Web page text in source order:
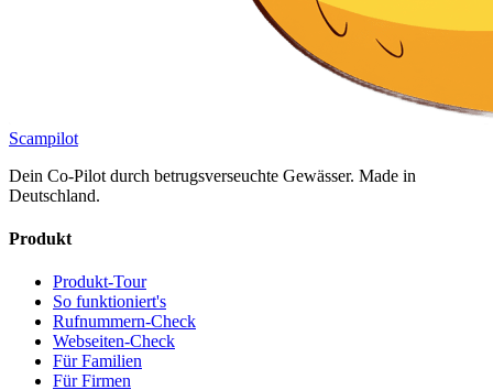
Scampilot
Dein Co-Pilot durch betrugsverseuchte Gewässer. Made in
Deutschland.
Produkt
Produkt-Tour
So funktioniert's
Rufnummern-Check
Webseiten-Check
Für Familien
Für Firmen